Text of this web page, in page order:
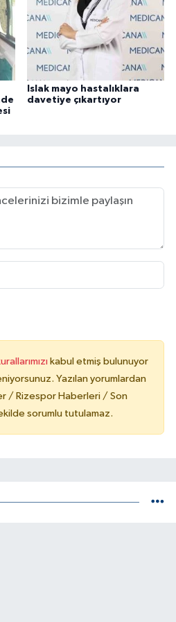
Islak mayo hastalıklara
davetiye çıkartıyor
kabul etmiş bulunuyor
Yazılan yorumlardan
/ Rizespor Haberleri / Son
sorumlu tutulamaz.